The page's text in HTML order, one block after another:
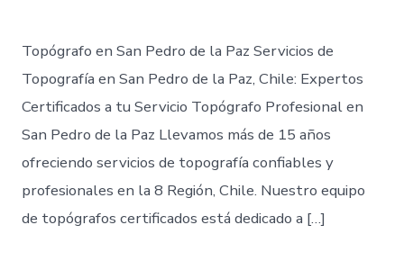
Topógrafo en San Pedro de la Paz Servicios de
Topografía en San Pedro de la Paz, Chile: Expertos
Certificados a tu Servicio Topógrafo Profesional en
San Pedro de la Paz Llevamos más de 15 años
ofreciendo servicios de topografía confiables y
profesionales en la 8 Región, Chile. Nuestro equipo
de topógrafos certificados está dedicado a […]